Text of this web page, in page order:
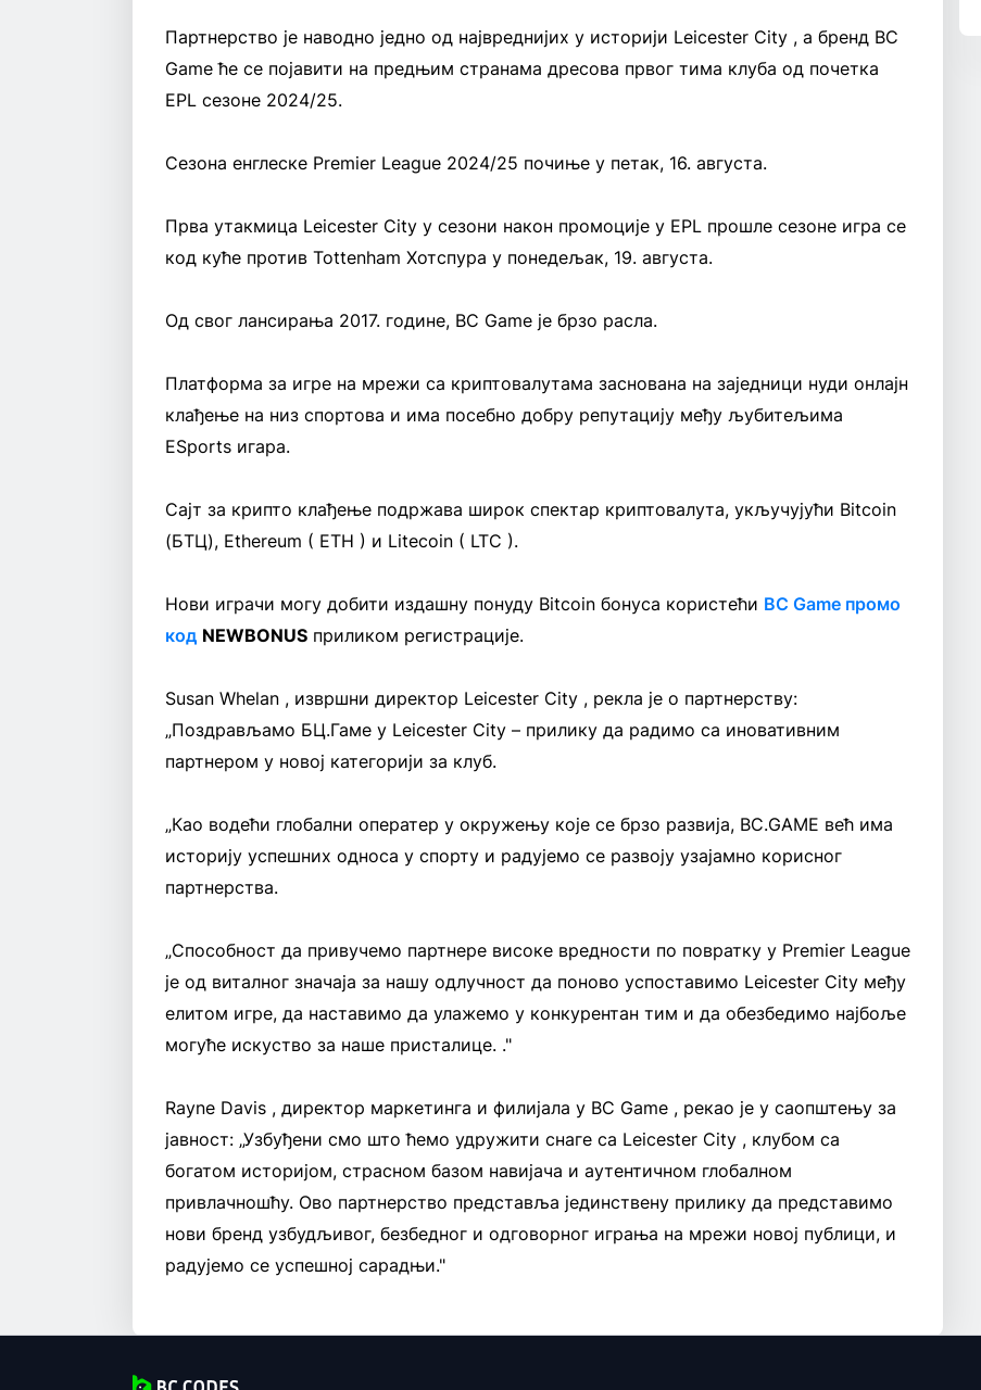
Партнерство је наводно једно од највреднијих у историји Leicester City , а бренд BC
Game ће се појавити на предњим странама дресова првог тима клуба од почетка
EPL сезоне 2024/25.
Сезона енглеске Premier League 2024/25 почиње у петак, 16. августа.
Прва утакмица Leicester City у сезони након промоције у EPL прошле сезоне игра се
код куће против Tottenham Хотспура у понедељак, 19. августа.
Од свог лансирања 2017. године, BC Game је брзо расла.
Платформа за игре на мрежи са криптовалутама заснована на заједници нуди онлајн
клађење на низ спортова и има посебно добру репутацију међу љубитељима
ESports игара.
Сајт за крипто клађење подржава широк спектар криптовалута, укључујући Bitcoin
(БТЦ), Ethereum ( ETH ) и Litecoin ( LTC ).
Нови играчи могу добити издашну понуду Bitcoin бонуса користећи BC Game промо
код NEWBONUS приликом регистрације.
Susan Whelan , извршни директор Leicester City , рекла је о партнерству:
„Поздрављамо БЦ.Гаме у Leicester City – прилику да радимо са иновативним
партнером у новој категорији за клуб.
„Као водећи глобални оператер у окружењу које се брзо развија, BC.GAME већ има
историју успешних односа у спорту и радујемо се развоју узајамно корисног
партнерства.
„Способност да привучемо партнере високе вредности по повратку у Premier League
је од виталног значаја за нашу одлучност да поново успоставимо Leicester City међу
елитом игре, да наставимо да улажемо у конкурентан тим и да обезбедимо најбоље
могуће искуство за наше присталице. ."
Rayne Davis , директор маркетинга и филијала у BC Game , рекао је у саопштењу за
јавност: „Узбуђени смо што ћемо удружити снаге са Leicester City , клубом са
богатом историјом, страсном базом навијача и аутентичном глобалном
привлачношћу. Ово партнерство представља јединствену прилику да представимо
нови бренд узбудљивог, безбедног и одговорног играња на мрежи новој публици, и
радујемо се успешној сарадњи."